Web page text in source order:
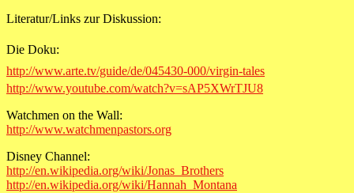
Literatur/Links zur Diskussion:
Die Doku:
http://www.arte.tv/guide/de/045430-000/virgin-tales
http://www.youtube.com/watch?v=sAP5XWrTJU8
Watchmen on the Wall:
http://www.watchmenpastors.org
Disney Channel:
http://en.wikipedia.org/wiki/Jonas_Brothers
http://en.wikipedia.org/wiki/Hannah_Montana